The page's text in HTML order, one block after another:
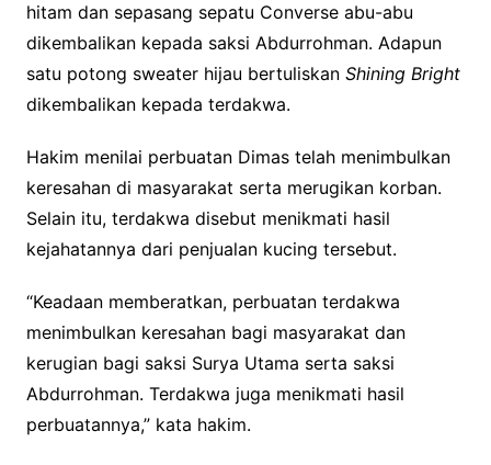
hitam dan sepasang sepatu Converse abu-abu
dikembalikan kepada saksi Abdurrohman. Adapun
satu potong sweater hijau bertuliskan Shining Bright
dikembalikan kepada terdakwa.
Hakim menilai perbuatan Dimas telah menimbulkan
keresahan di masyarakat serta merugikan korban.
Selain itu, terdakwa disebut menikmati hasil
kejahatannya dari penjualan kucing tersebut.
“Keadaan memberatkan, perbuatan terdakwa
menimbulkan keresahan bagi masyarakat dan
kerugian bagi saksi Surya Utama serta saksi
Abdurrohman. Terdakwa juga menikmati hasil
perbuatannya,” kata hakim.